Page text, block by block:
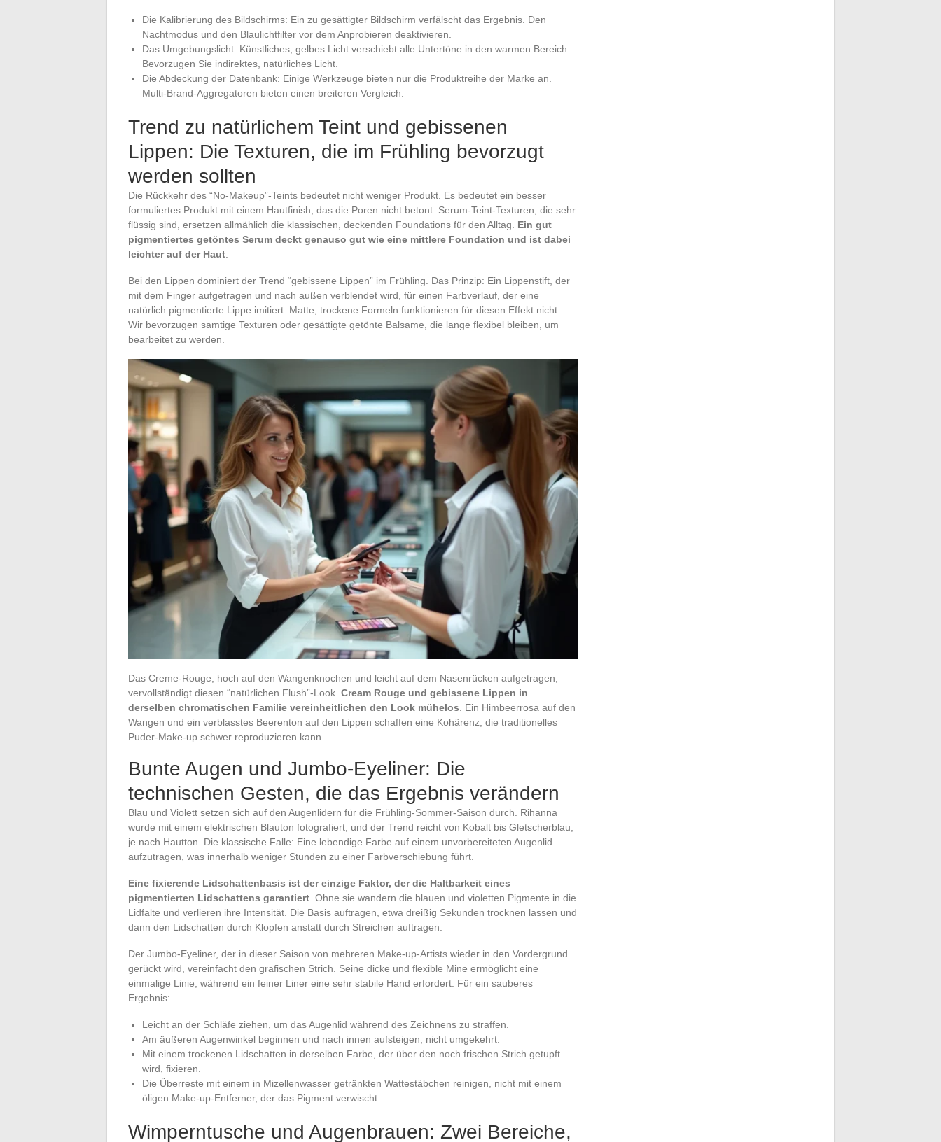
Die Kalibrierung des Bildschirms: Ein zu gesättigter Bildschirm verfälscht das Ergebnis. Den
Nachtmodus und den Blaulichtfilter vor dem Anprobieren deaktivieren.
Das Umgebungslicht: Künstliches, gelbes Licht verschiebt alle Untertöne in den warmen Bereich.
Bevorzugen Sie indirektes, natürliches Licht.
Die Abdeckung der Datenbank: Einige Werkzeuge bieten nur die Produktreihe der Marke an.
Multi-Brand-Aggregatoren bieten einen breiteren Vergleich.
Trend zu natürlichem Teint und gebissenen
Lippen: Die Texturen, die im Frühling bevorzugt
werden sollten
Die Rückkehr des “No-Makeup”-Teints bedeutet nicht weniger Produkt. Es bedeutet ein besser
formuliertes Produkt mit einem Hautfinish, das die Poren nicht betont. Serum-Teint-Texturen, die sehr
flüssig sind, ersetzen allmählich die klassischen, deckenden Foundations für den Alltag. Ein gut
pigmentiertes getöntes Serum deckt genauso gut wie eine mittlere Foundation und ist dabei
leichter auf der Haut.
Bei den Lippen dominiert der Trend “gebissene Lippen” im Frühling. Das Prinzip: Ein Lippenstift, der
mit dem Finger aufgetragen und nach außen verblendet wird, für einen Farbverlauf, der eine
natürlich pigmentierte Lippe imitiert. Matte, trockene Formeln funktionieren für diesen Effekt nicht.
Wir bevorzugen samtige Texturen oder gesättigte getönte Balsame, die lange flexibel bleiben, um
bearbeitet zu werden.
Das Creme-Rouge, hoch auf den Wangenknochen und leicht auf dem Nasenrücken aufgetragen,
vervollständigt diesen “natürlichen Flush”-Look. Cream Rouge und gebissene Lippen in
derselben chromatischen Familie vereinheitlichen den Look mühelos . Ein Himbeerrosa auf den
Wangen und ein verblasstes Beerenton auf den Lippen schaffen eine Kohärenz, die traditionelles
Puder-Make-up schwer reproduzieren kann.
Bunte Augen und Jumbo-Eyeliner: Die
technischen Gesten, die das Ergebnis verändern
Blau und Violett setzen sich auf den Augenlidern für die Frühling-Sommer-Saison durch. Rihanna
wurde mit einem elektrischen Blauton fotografiert, und der Trend reicht von Kobalt bis Gletscherblau,
je nach Hautton. Die klassische Falle: Eine lebendige Farbe auf einem unvorbereiteten Augenlid
aufzutragen, was innerhalb weniger Stunden zu einer Farbverschiebung führt.
Eine fixierende Lidschattenbasis ist der einzige Faktor, der die Haltbarkeit eines
pigmentierten Lidschattens garantiert . Ohne sie wandern die blauen und violetten Pigmente in die
Lidfalte und verlieren ihre Intensität. Die Basis auftragen, etwa dreißig Sekunden trocknen lassen und
dann den Lidschatten durch Klopfen anstatt durch Streichen auftragen.
Der Jumbo-Eyeliner, der in dieser Saison von mehreren Make-up-Artists wieder in den Vordergrund
gerückt wird, vereinfacht den grafischen Strich. Seine dicke und flexible Mine ermöglicht eine
einmalige Linie, während ein feiner Liner eine sehr stabile Hand erfordert. Für ein sauberes
Ergebnis:
Leicht an der Schläfe ziehen, um das Augenlid während des Zeichnens zu straffen.
Am äußeren Augenwinkel beginnen und nach innen aufsteigen, nicht umgekehrt.
Mit einem trockenen Lidschatten in derselben Farbe, der über den noch frischen Strich getupft
wird, fixieren.
Die Überreste mit einem in Mizellenwasser getränkten Wattestäbchen reinigen, nicht mit einem
öligen Make-up-Entferner, der das Pigment verwischt.
Wimperntusche und Augenbrauen: Zwei Bereiche,